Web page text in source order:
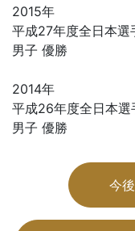
2015年
平成27年度全日本選
男子 優勝
2014年
平成26年度全日本選
男子 優勝
今